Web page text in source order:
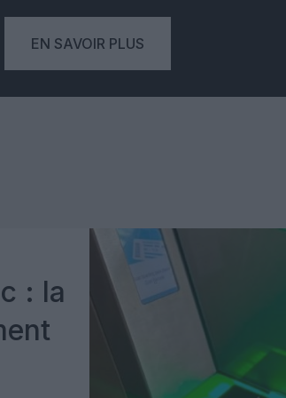
EN SAVOIR PLUS
: la